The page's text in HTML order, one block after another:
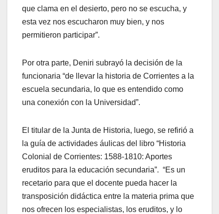
que clama en el desierto, pero no se escucha, y
esta vez nos escucharon muy bien, y nos
permitieron participar”.
Por otra parte, Deniri subrayó la decisión de la
funcionaria “de llevar la historia de Corrientes a la
escuela secundaria, lo que es entendido como
una conexión con la Universidad”.
El titular de la Junta de Historia, luego, se refirió a
la guía de actividades áulicas del libro “Historia
Colonial de Corrientes: 1588-1810: Aportes
eruditos para la educación secundaria”. “Es un
recetario para que el docente pueda hacer la
transposición didáctica entre la materia prima que
nos ofrecen los especialistas, los eruditos, y lo